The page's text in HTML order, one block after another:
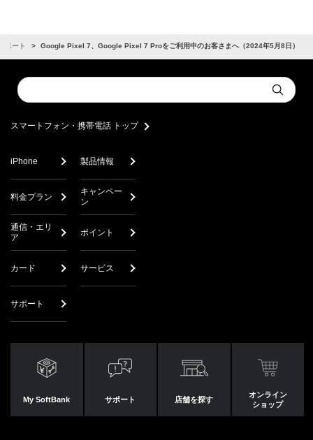
ポート Google Pixel 7、Google Pixel 7 Proをご利用中のお客さまへ（2024年5月8日）
Conduct
a
Submit
スマートフォン・携帯電話 トップ
iPhone 製品情報
料金プラン
キャンペー
ン
通信・エリ
ア
ポイント
カード サービス
サポート
My SoftBank サポート 店舗を探す
オンライン
ショップ